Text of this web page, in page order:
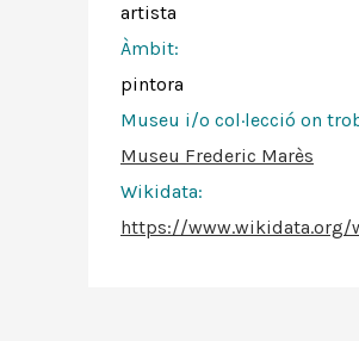
artista
Àmbit:
pintora
Museu i/o col·lecció on
Museu Frederic Marès
Wikidata:
https://www.wikidata.org/